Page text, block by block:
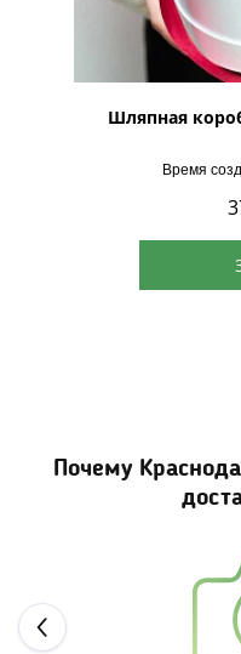
Шляпная
Время
Почему